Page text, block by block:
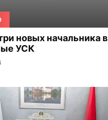
новых начальника в
УСК